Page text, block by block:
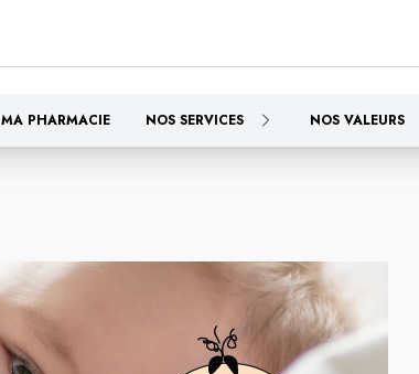
MA PHARMACIE NOS SERVICES NOS VALEURS